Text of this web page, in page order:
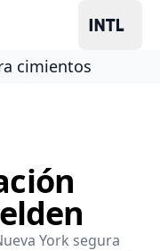
cimientos
York segura